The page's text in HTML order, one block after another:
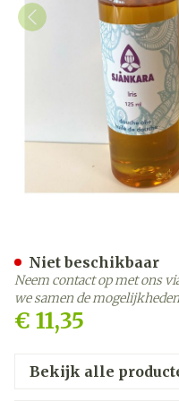
€ 11,35
Niet beschikbaar
Neem contact op met ons
we samen de
Bekijk alle